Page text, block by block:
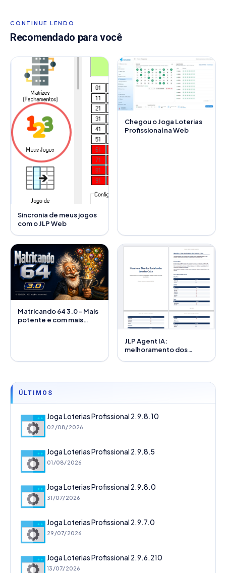
CONTINUE LENDO
Recomendado para você
Sincronia de meus jogos
com o JLP Web
Chegou o Joga Loterias
Profissional na Web
Matricando 64 3.0 - Mais
potente e com mais
JLP Agent IA:
melhoramento dos
ÚLTIMOS
Joga Loterias Profissional 2.9.8.10
02/08/2026
Joga Loterias Profissional 2.9.8.5
01/08/2026
Joga Loterias Profissional 2.9.8.0
31/07/2026
Joga Loterias Profissional 2.9.7.0
29/07/2026
Joga Loterias Profissional 2.9.6.210
13/07/2026